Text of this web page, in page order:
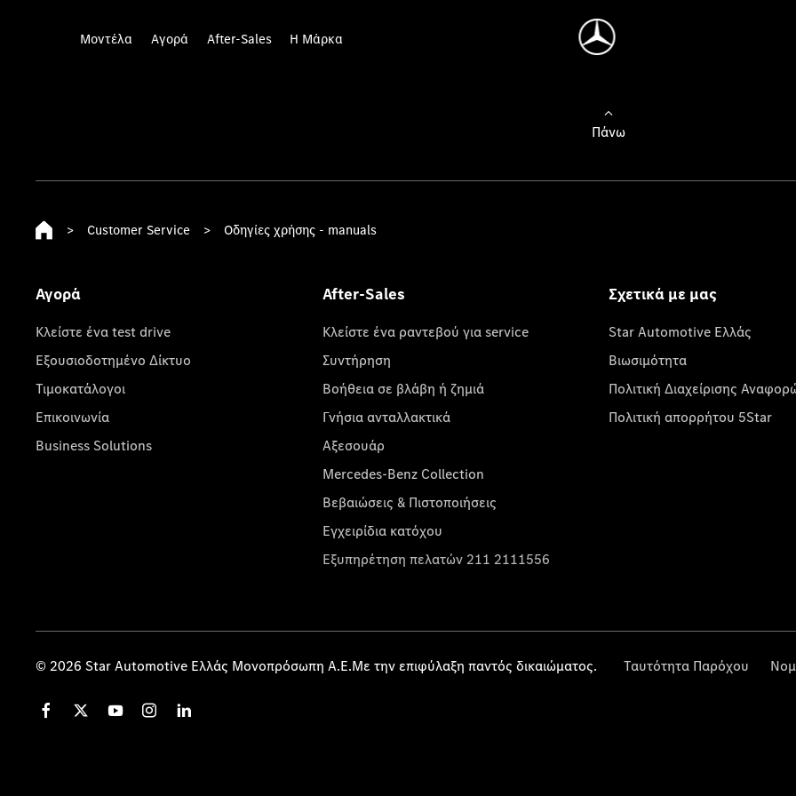
Μοντέλα Αγορά After-Sales Η Μάρκα
Πάνω
> Customer Service > Οδηγίες χρήσης - manuals
Αγορά
Κλείστε ένα test drive
Εξουσιοδοτημένο Δίκτυο
Τιμοκατάλογοι
Επικοινωνία
Business Solutions
After-Sales
Κλείστε ένα ραντεβού για service
Συντήρηση
Βοήθεια σε βλάβη ή ζημιά
Γνήσια ανταλλακτικά
Αξεσουάρ
Mercedes-Benz Collection
Βεβαιώσεις & Πιστοποιήσεις
Εγχειρίδια κατόχου
Εξυπηρέτηση πελατών 211 2111556
Σχετικά με μας
Star Automotive Ελλάς
Βιωσιμότητα
Πολιτική Διαχείρισης
Πολιτική απορρήτου 5Star
© 2026 Star Automotive Ελλάς Μονοπρόσωπη Α.Ε.Με την επιφύλαξη παντός δικαιώματος. Ταυτότητα Παρόχου